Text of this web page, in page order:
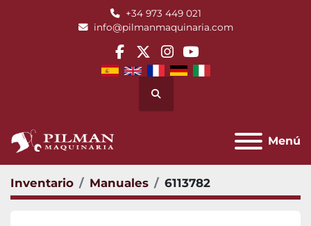
+34 973 449 021
info@pilmanmaquinaria.com
facebook
twitterinstagram
youtube
Buscar
Menú
Inventario Manuales 6113782